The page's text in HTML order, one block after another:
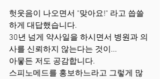
헛웃음이 나오면서 "맞아요!" 라고 씁쓸
하게 대답했습니다.
30년 넘게 약사일을 하시면서 병원과 의
사를 신뢰하지 않는다는 것이...
아뭏든 저도 공감합니다.
스피노메드를 홍보하느라고 그렇게 많